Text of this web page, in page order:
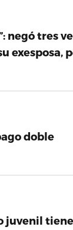
negó tres
exesposa,
doble
juvenil